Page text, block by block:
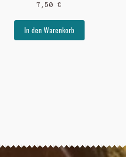
7,50€
In den Warenkorb